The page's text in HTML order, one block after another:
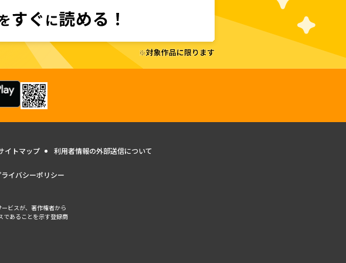
イトマップ 利用者情報の外部送信について
ライバシーポリシー
ビスが、著作権者から
であることを示す登録商